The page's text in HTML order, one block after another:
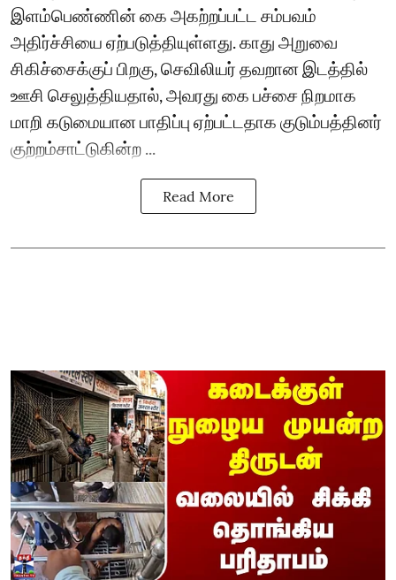
இளம்பெண்ணின் கை அகற்றப்பட்ட சம்பவம்
அதிர்ச்சியை ஏற்படுத்தியுள்ளது. காது அறுவை
சிகிச்சைக்குப் பிறகு, செவிலியர் தவறான இடத்தில்
ஊசி செலுத்தியதால், அவரது கை பச்சை நிறமாக
மாறி கடுமையான பாதிப்பு ஏற்பட்டதாக குடும்பத்தினர்
குற்றம்சாட்டுகின்ற ...
Read More